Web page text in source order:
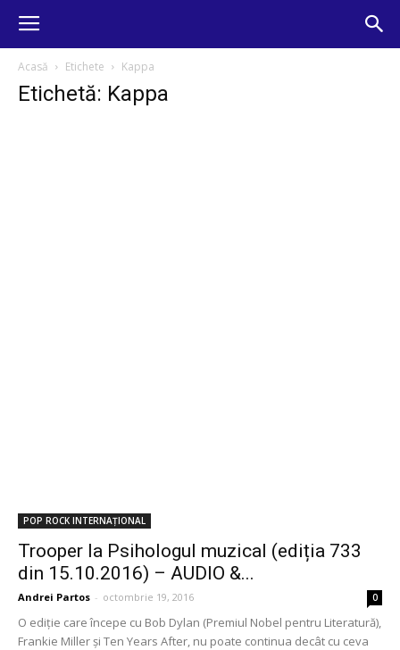
Acasă Etichete Kappa
Etichetă: Kappa
POP ROCK INTERNAȚIONAL
Trooper la Psihologul muzical (ediția 733
din 15.10.2016) – AUDIO &...
Andrei Partos - octombrie 19, 2016 0
O ediție care începe cu Bob Dylan (Premiul Nobel pentru Literatură),
Frankie Miller și Ten Years After, nu poate continua decât cu ceva